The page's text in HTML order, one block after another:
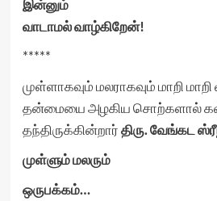
இன்னும்
வாடாமல் வாழ்கிறேன்!
*****
முள்ளாகவும் மலராகவும் மாறி
தன்மையை அழகிய சொற்களால்
தந்திருக்கின்றார்திரு. வேங்கட
முள்ளும் மலரும்
ஒருபக்கம்…